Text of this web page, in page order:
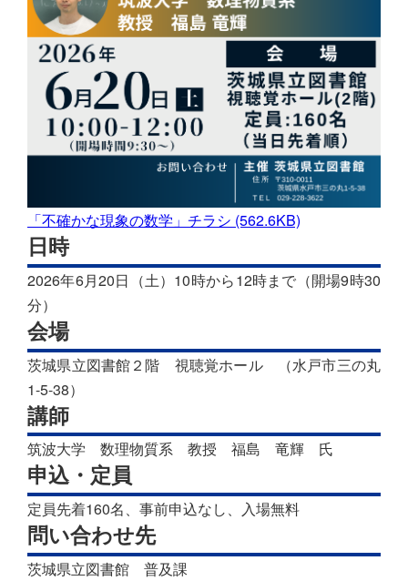
「不確かな現象の数学」チラシ (562.6KB)
日時
2026年6月20日（土）10時から12時まで（開場9時30
分）
会場
茨城県立図書館２階 視聴覚ホール （水戸市三の丸
1-5-38）
講師
筑波大学 数理物質系 教授 福島 竜輝 氏
申込・定員
定員先着160名、事前申込なし、入場無料
問い合わせ先
茨城県立図書館 普及課